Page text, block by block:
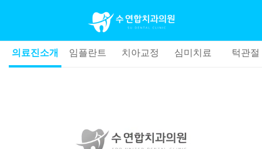
의료진소개 임플란트 치아교정 심미치료 턱관절